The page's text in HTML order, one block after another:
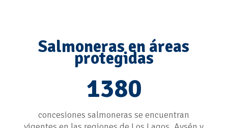
Salmoneras en áreas
protegidas
1380
concesiones salmoneras se encuentran